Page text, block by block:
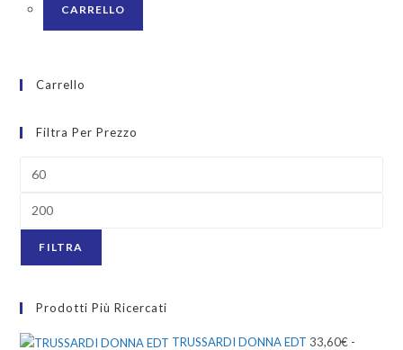
CARRELLO
Carrello
Filtra Per Prezzo
FILTRA
Prodotti Più Ricercati
TRUSSARDI DONNA EDT 33,60€ -